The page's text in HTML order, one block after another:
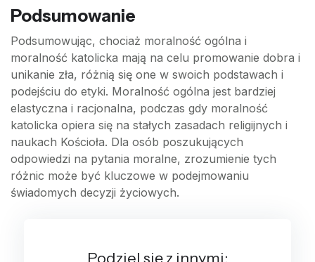
Podsumowanie
Podsumowując, chociaż moralność ogólna i
moralność katolicka mają na celu promowanie dobra i
unikanie zła, różnią się one w swoich podstawach i
podejściu do etyki. Moralność ogólna jest bardziej
elastyczna i racjonalna, podczas gdy moralność
katolicka opiera się na stałych zasadach religijnych i
naukach Kościoła. Dla osób poszukujących
odpowiedzi na pytania moralne, zrozumienie tych
różnic może być kluczowe w podejmowaniu
świadomych decyzji życiowych.
Podziel się z innymi: